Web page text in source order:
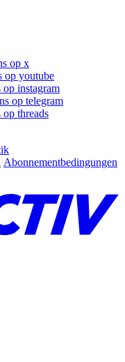
op x
op youtube
op instagram
op telegram
threads
Abonnementbedingungen